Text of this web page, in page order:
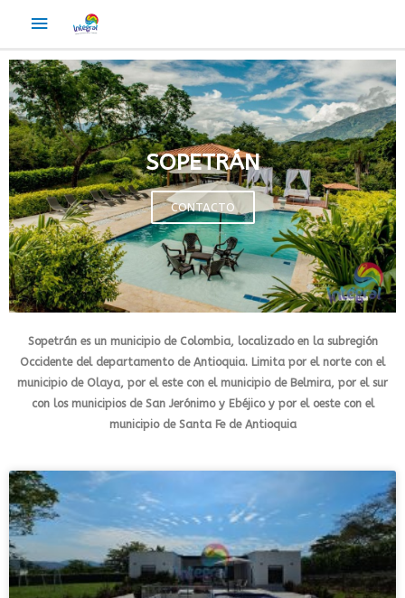
SOPETRÁN
CONTACTO
Sopetrán es un municipio de Colombia, localizado en la subregión
Occidente del departamento de Antioquia. Limita por el norte con el
municipio de Olaya, por el este con el municipio de Belmira, por el sur
con los municipios de San Jerónimo y Ebéjico y por el oeste con el
municipio de Santa Fe de Antioquia